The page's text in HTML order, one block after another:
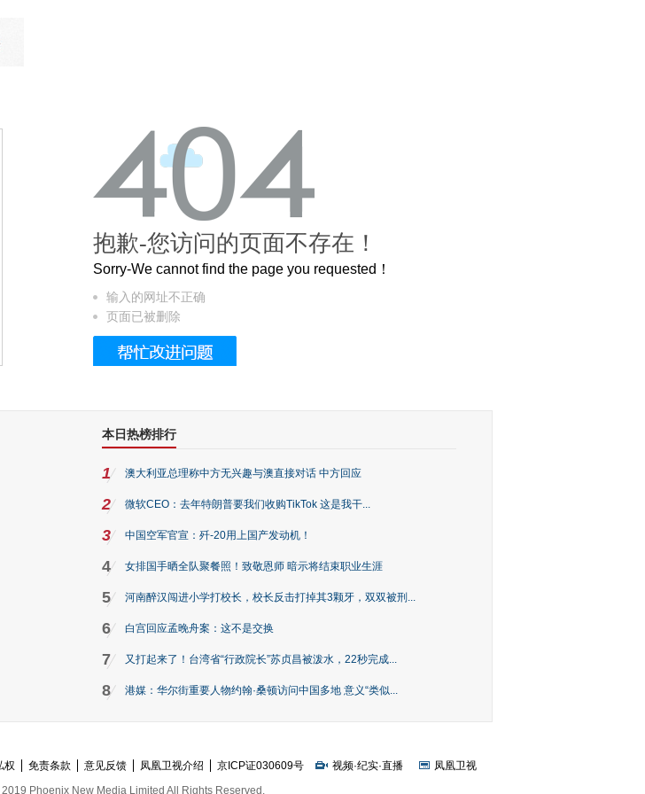
佛家七宝的它到底有多美？
抱歉-您访问的页面不存在！
Sorry-We cannot find the page you requested！
输入的网址不正确
页面已被删除
本日热榜排行
1 澳大利亚总理称中方无兴趣与澳直接对话 中方回应
2 微软CEO：去年特朗普要我们收购TikTok 这是我干...
3 中国空军官宣：歼-20用上国产发动机！
4 女排国手晒全队聚餐照！致敬恩师 暗示将结束职业生涯
5 河南醉汉闯进小学打校长，校长反击打掉其3颗牙，双双被刑...
6 白宫回应孟晚舟案：这不是交换
7 又打起来了！台湾省“行政院长”苏贞昌被泼水，22秒完成...
8 港媒：华尔街重要人物约翰·桑顿访问中国多地 意义“类似...
权 免责条款 意见反馈 凤凰卫视介绍 京ICP证030609号 视频·纪实·直播
凤凰卫视
Phoenix New Media Limited All Rights Reserved.